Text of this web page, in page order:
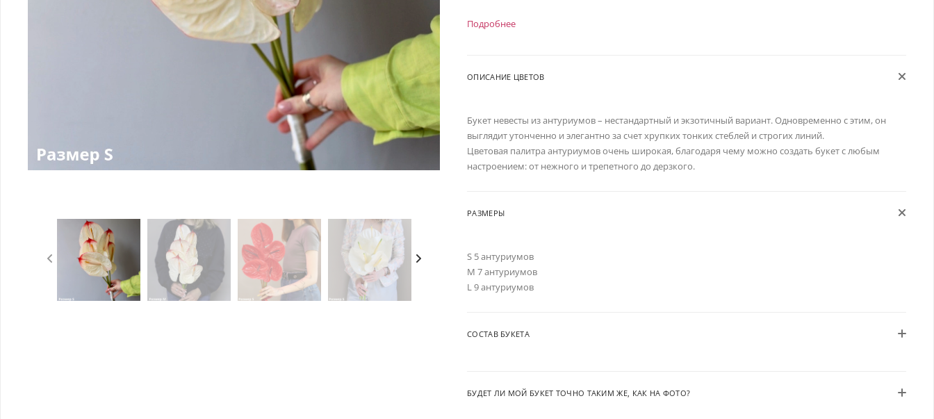
Подробнее
ОПИСАНИЕ ЦВЕТОВ
Букет невесты из антуриумов – нестандартный и экзотичный вариант. Одновременно с этим, он
выглядит утонченно и элегантно за счет хрупких тонких стеблей и строгих линий.
Цветовая палитра антуриумов очень широкая, благодаря чему можно создать букет с любым
настроением: от нежного и трепетного до дерзкого.
РАЗМЕРЫ
S 5 антуриумов
M 7 антуриумов
L 9 антуриумов
СОСТАВ БУКЕТА
БУДЕТ ЛИ МОЙ БУКЕТ ТОЧНО ТАКИМ ЖЕ, КАК НА ФОТО?